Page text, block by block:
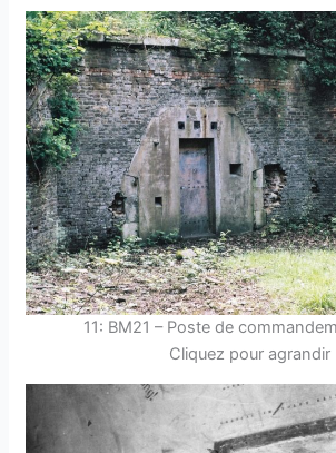
11: BM21 – Poste de
Cliquez pour agrandir